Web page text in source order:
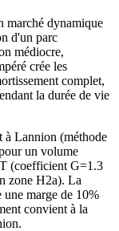
marché dynamique
d'un parc
médiocre,
crée les
complet,
la durée de vie
à Lannion (méthode
un volume
(coefficient G=1.3
zone H2a). La
marge de 10%
convient à la